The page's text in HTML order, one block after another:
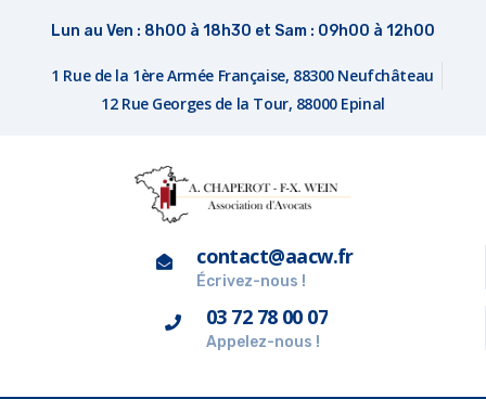
Lun au Ven : 8h00 à 18h30 et Sam : 09h00 à 12h00
1 Rue de la 1ère Armée Française, 88300 Neufchâteau
12 Rue Georges de la Tour, 88000 Epinal
contact@aacw.fr
Écrivez-nous !
03 72 78 00 07
Appelez-nous !